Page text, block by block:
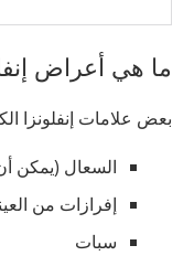
ما هي أعراض
بعض علامات إنفلونزا
السعال (يمكن
إفرازات من
سبات